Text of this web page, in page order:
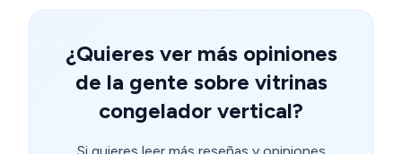
¿Quieres ver más opiniones
de la gente sobre vitrinas
congelador vertical?
Si quieres leer más reseñas y opiniones